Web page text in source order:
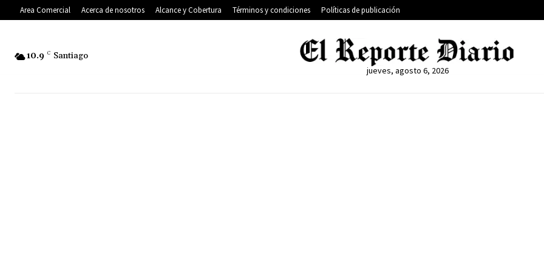
Area Comercial Acerca de nosotros Alcance y Cobertura Términos y condiciones Políticas de publicación
10.9 C Santiago
jueves, agosto 6, 2026